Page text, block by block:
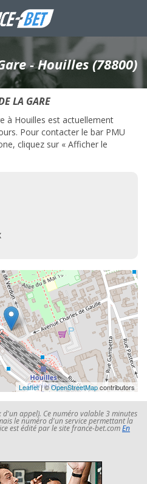
- Houilles (78800)
LA GARE
à Houilles est actuellement
Pour contacter le bar PMU
cliquez sur « Afficher le
Leaflet| ©OpenStreetMapcontributors
appel). Ce numéro valable 3 minutes
le numéro d'un service permettant la
est édité par le site france-bet.comEn